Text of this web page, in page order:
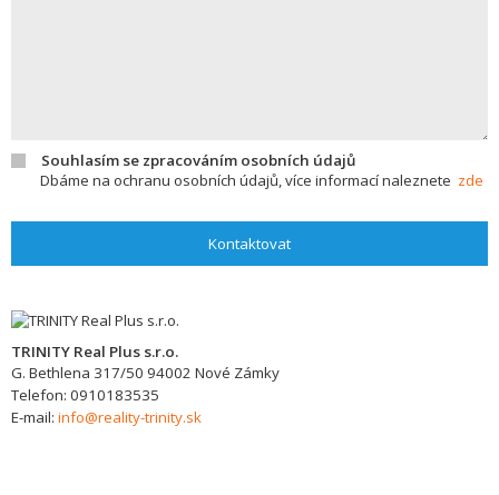
Souhlasím se zpracováním osobních údajů
Dbáme na ochranu osobních údajů, více informací naleznete zde
Kontaktovat
TRINITY Real Plus s.r.o.
G. Bethlena 317/50 94002 Nové Zámky
Telefon: 0910183535
E-mail: info@reality-trinity.sk